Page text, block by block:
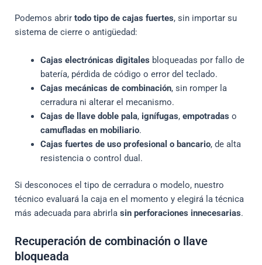
Podemos abrir todo tipo de cajas fuertes, sin importar su
sistema de cierre o antigüedad:
Cajas electrónicas digitales bloqueadas por fallo de
batería, pérdida de código o error del teclado.
Cajas mecánicas de combinación, sin romper la
cerradura ni alterar el mecanismo.
Cajas de llave doble pala, ignífugas, empotradas o
camufladas en mobiliario.
Cajas fuertes de uso profesional o bancario, de alta
resistencia o control dual.
Si desconoces el tipo de cerradura o modelo, nuestro
técnico evaluará la caja en el momento y elegirá la técnica
más adecuada para abrirla sin perforaciones innecesarias.
Recuperación de combinación o llave
bloqueada